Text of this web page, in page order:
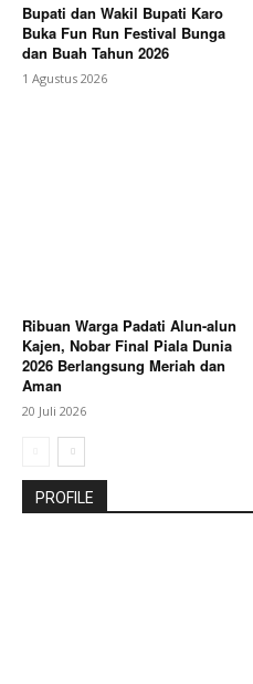
Bupati dan Wakil Bupati Karo
Buka Fun Run Festival Bunga
dan Buah Tahun 2026
1 Agustus 2026
Ribuan Warga Padati Alun-alun
Kajen, Nobar Final Piala Dunia
2026 Berlangsung Meriah dan
Aman
20 Juli 2026
PROFILE